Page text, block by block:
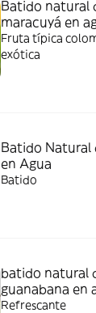
Batido natural
maracuyá en
Fruta típica
exótica
Batido Natural
en Agua
Batido
batido natural
guanabana en
Refrescante